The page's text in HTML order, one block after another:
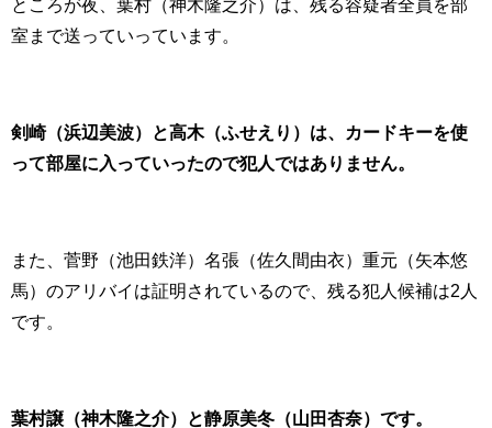
ところが夜、葉村（神木隆之介）は、残る容疑者全員を部
室まで送っていっています。
剣崎（浜辺美波）と高木（ふせえり）は、カードキーを使
って部屋に入っていったので犯人ではありません。
また、菅野（池田鉄洋）名張（佐久間由衣）重元（矢本悠
馬）のアリバイは証明されているので、残る犯人候補は2人
です。
葉村譲（神木隆之介）と静原美冬（山田杏奈）です。